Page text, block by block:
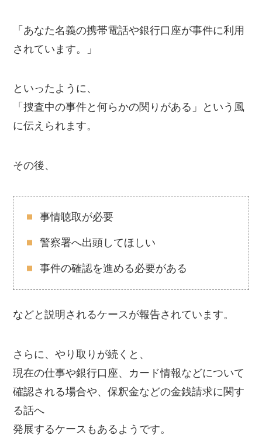
「あなた名義の携帯電話や銀行口座が事件に利用
されています。」
といったように、
「捜査中の事件と何らかの関りがある」という風
に伝えられます。
その後、
事情聴取が必要
警察署へ出頭してほしい
事件の確認を進める必要がある
などと説明されるケースが報告されています。
さらに、やり取りが続くと、
現在の仕事や銀行口座、カード情報などについて
確認される場合や、保釈金などの金銭請求に関す
る話へ
発展するケースもあるようです。